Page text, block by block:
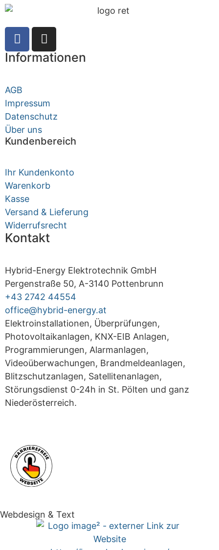
Informationen
AGB
Impressum
Datenschutz
Über uns
Kundenbereich
Ihr Kundenkonto
Warenkorb
Kasse
Versand & Lieferung
Widerrufsrecht
Kontakt
Hybrid-Energy Elektrotechnik GmbH
Pergenstraße 50, A-3140 Pottenbrunn
+43 2742 44554
office@hybrid-energy.at
Elektroinstallationen, Überprüfungen,
Photovoltaikanlagen, KNX-EIB Anlagen,
Programmierungen, Alarmanlagen,
Videoüberwachungen, Brandmeldeanlagen,
Blitzschutzanlagen, Satellitenanlagen,
Störungsdienst 0-24h in St. Pölten und ganz
Niederösterreich.
Webdesign & Text